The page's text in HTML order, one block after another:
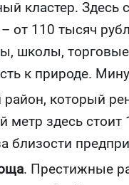
кластер. Здесь
от 110 тысяч
школы,
к природе.
который
метр здесь
близости
. Престижные